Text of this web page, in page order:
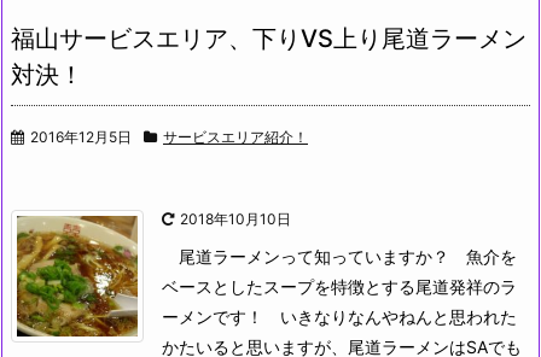
福山サービスエリア、下りVS上り尾道ラーメン
対決！
2016年12月5日 サービスエリア紹介！
2018年10月10日
尾道ラーメンって知っていますか？
魚介を
ベースとしたスープを特徴とする尾道発祥のラ
ーメンです！
いきなりなんやねんと思われた
かたいると思いますが、尾道ラーメンはSAでも